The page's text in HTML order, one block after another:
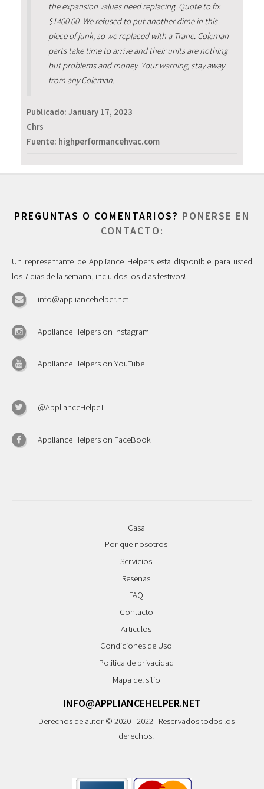
the expansion values need replacing. Quote to fix
$1400.00. We refused to put another dime in this
piece of junk, so we replaced with a Trane. Coleman
parts take time to arrive and their units are nothing
but problems and money. Your warning, stay away
from any Coleman.
Publicado: January 17, 2023
Chrs
Fuente: highperformancehvac.com
PREGUNTAS O COMENTARIOS? PONERSE EN
CONTACTO:
Un representante de Appliance Helpers esta disponible para usted
los 7 dias de la semana, incluidos los dias festivos!
info@appliancehelper.net
Appliance Helpers on Instagram
Appliance Helpers on YouTube
@ApplianceHelpe1
Appliance Helpers on FaceBook
Casa
Por que nosotros
Servicios
Resenas
FAQ
Contacto
Articulos
Condiciones de Uso
Politica de privacidad
Mapa del sitio
INFO@APPLIANCEHELPER.NET
Derechos de autor © 2020 - 2022 | Reservados todos los
derechos.